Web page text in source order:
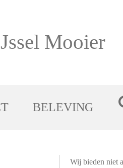
Mooier
BELEVING
Wij bieden niet